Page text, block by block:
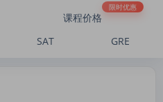
｜托福真题｜托福题库｜托你的福
课程价格
限时优惠
SAT GRE